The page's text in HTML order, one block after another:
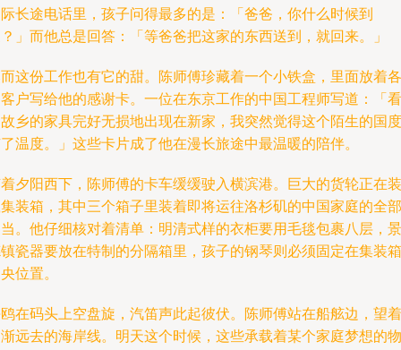
长途电话里，孩子问得最多的是：「爸爸，你什么时候到
」而他总是回答：「等爸爸把这家的东西送到，就回来。」
这份工作也有它的甜。陈师傅珍藏着一个小铁盒，里面放着各
户写给他的感谢卡。一位在东京工作的中国工程师写道：「看
乡的家具完好无损地出现在新家，我突然觉得这个陌生的国度
温度。」这些卡片成了他在漫长旅途中最温暖的陪伴。
夕阳西下，陈师傅的卡车缓缓驶入横滨港。巨大的货轮正在装
装箱，其中三个箱子里装着即将运往洛杉矶的中国家庭的全部
。他仔细核对着清单：明清式样的衣柜要用毛毯包裹八层，景
瓷器要放在特制的分隔箱里，孩子的钢琴则必须固定在集装箱
位置。
在码头上空盘旋，汽笛声此起彼伏。陈师傅站在船舷边，望着
远去的海岸线。明天这个时候，这些承载着某个家庭梦想的物